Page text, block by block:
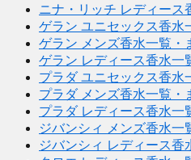
ニナ・リッチ レディース
ゲラン ユニセックス香水
ゲラン メンズ香水一覧・
ゲラン レディース香水一
プラダ ユニセックス香水
プラダ メンズ香水一覧・
プラダ レディース香水一
ジバンシィ メンズ香水一
ジバンシィ レディース香